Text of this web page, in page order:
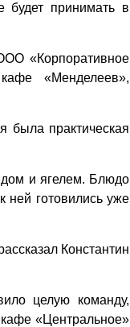
будет принимать в
«Корпоративное
«Менделеев»,
была практическая
и ягелем. Блюдо
ней готовились уже
Константин
целую команду,
«Центральное»